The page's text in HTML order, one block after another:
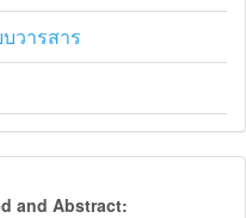
วารสาร
and Abstract: